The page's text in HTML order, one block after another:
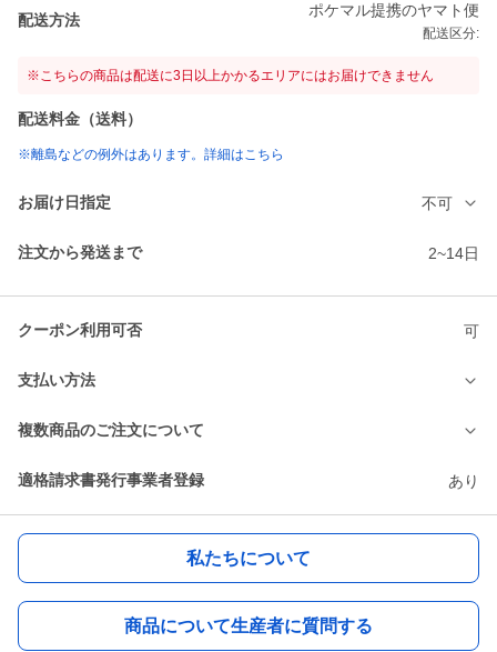
配送方法
ポケマル提携のヤマト便
配送区分:
※こちらの商品は配送に3日以上かかるエリアにはお届けできません
配送料金（送料）
※離島などの例外はあります。詳細はこちら
お届け日指定 不可
注文から発送まで 2~14日
クーポン利用可否 可
支払い方法
複数商品のご注文について
適格請求書発行事業者登録 あり
私たちについて
商品について生産者に質問する